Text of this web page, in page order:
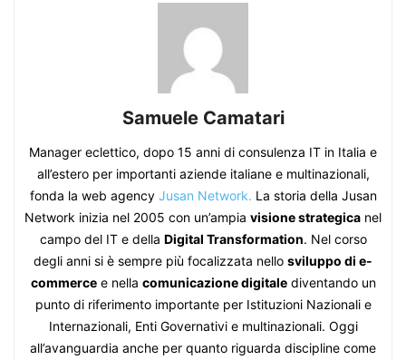
Samuele Camatari
Manager eclettico, dopo 15 anni di consulenza IT in Italia e
all’estero per importanti aziende italiane e multinazionali,
fonda la web agency Jusan Network. La storia della Jusan
Network inizia nel 2005 con un’ampia visione strategica nel
campo del IT e della Digital Transformation. Nel corso
degli anni si è sempre più focalizzata nello sviluppo di e-
commercee nella comunicazione digitalediventando un
punto di riferimento importante per Istituzioni Nazionali e
Internazionali, Enti Governativi e multinazionali. Oggi
all’avanguardia anche per quanto riguarda discipline come